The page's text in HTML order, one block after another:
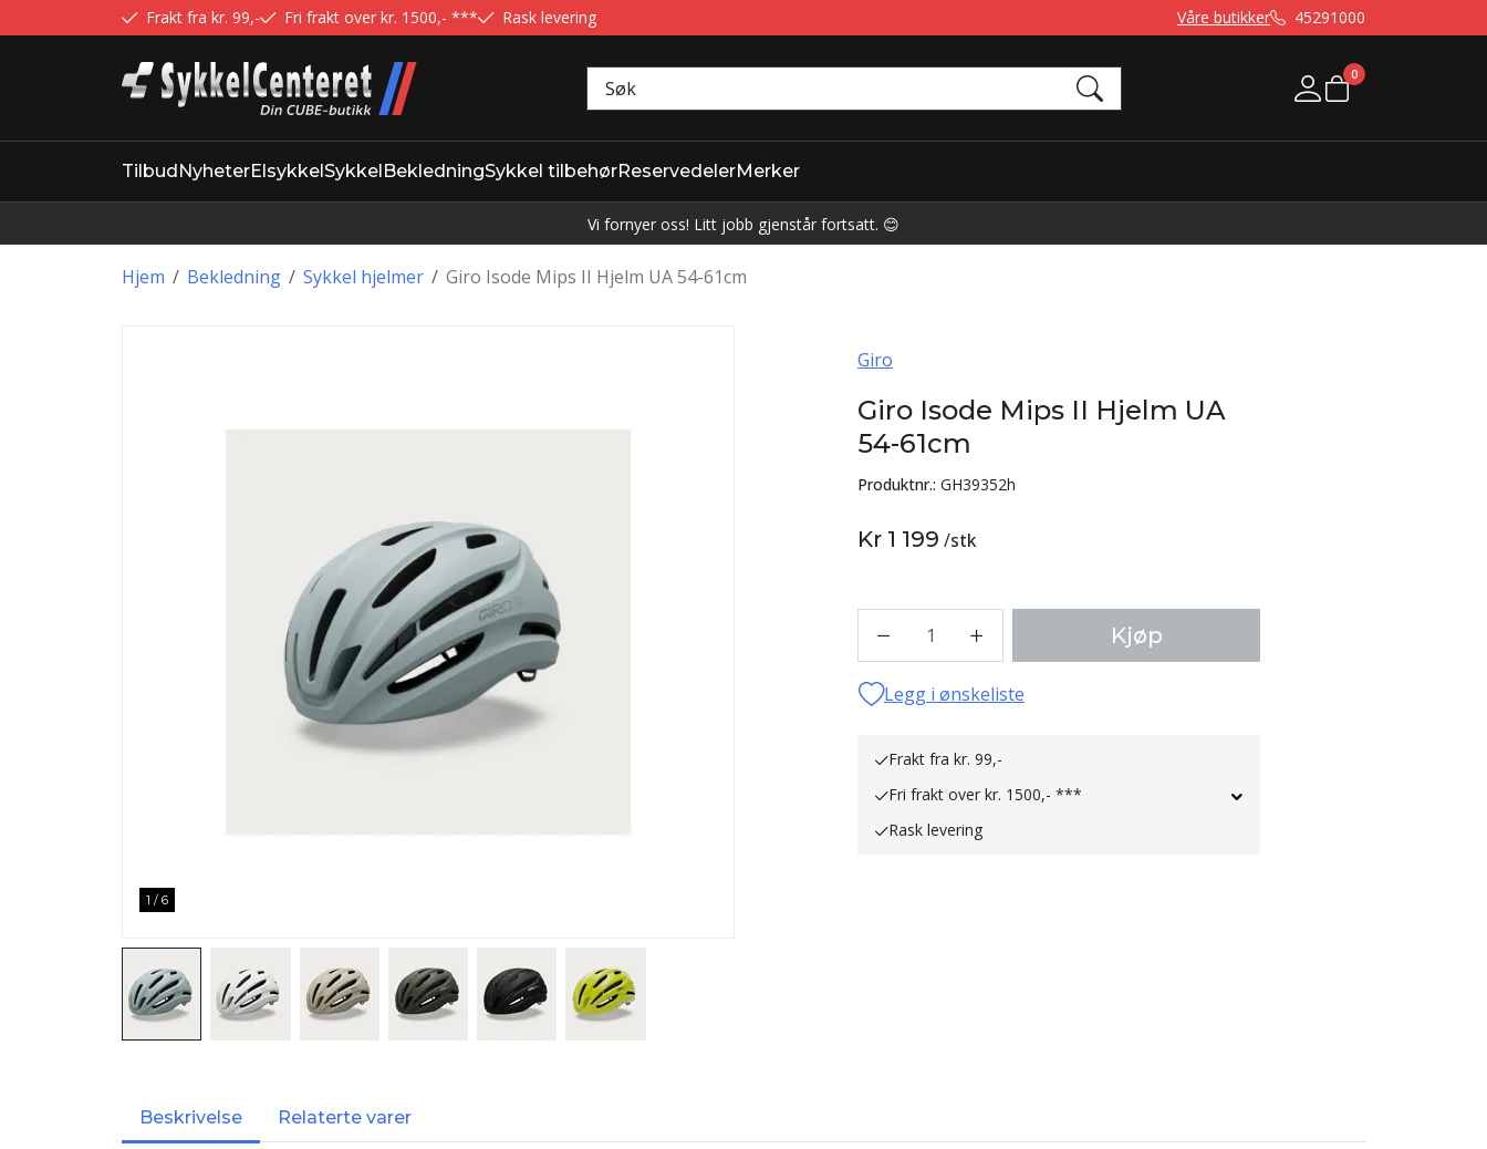
Frakt fra kr. 99,- Fri frakt over kr. 1500,- *** Rask levering Våre butikker 45291000
Mine sider
0
TilbudNyheterElsykkelSykkelBekledningSykkel tilbehørReservedelerMerker
Vi fornyer oss! Litt jobb gjenstår fortsatt. 😊
/
Hjem /
Bekledning /
Sykkel hjelmer Giro Isode Mips II Hjelm UA 54-61cm
1 / 6
Giro
Giro Isode Mips II Hjelm UA
54-61cm
Produktnr.: GH39352h
Kr 1 199 /stk
1 Kjøp
Legg i ønskeliste
Frakt fra kr. 99,-
Fri frakt over kr. 1500,- ***
Rask levering
Beskrivelse Relaterte varer